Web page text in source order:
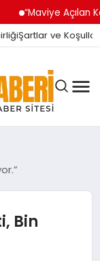
Açılan Kapı”
Şartlar ve Koşullar
Bin